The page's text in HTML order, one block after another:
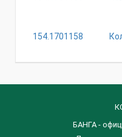
154.1701158
БАНГА -